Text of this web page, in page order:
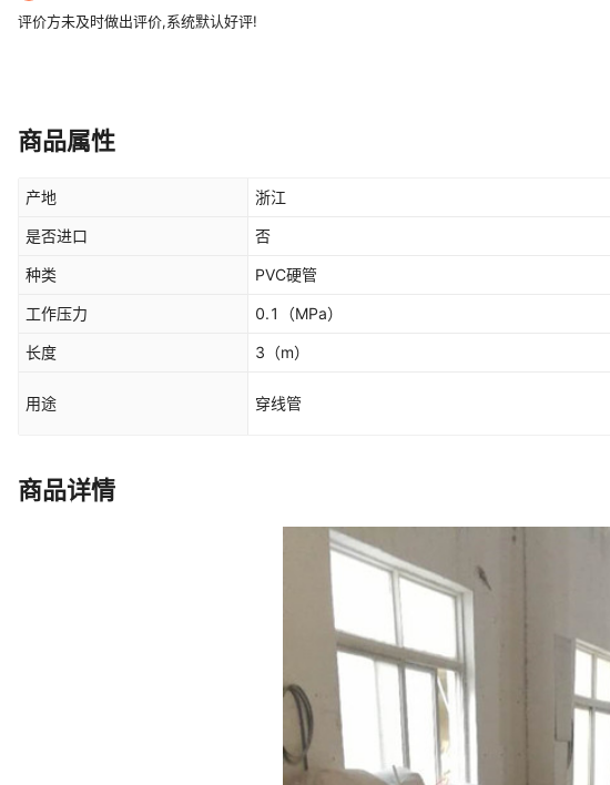
评价方未及时做出评价,系统默认好评!
商品属性
产地 浙江
是否进口 否
种类 PVC硬管
工作压力 0.1 （MPa）
长度 3 （m）
用途 穿线管
商品详情